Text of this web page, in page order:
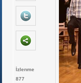
İzlenme
877